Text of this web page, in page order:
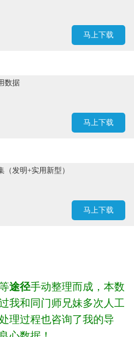
马上下载
数据
马上下载
发明+实用新型）
马上下载
途径手动整理而成，本数
我和同门师兄妹多次人工
理过程也咨询了我的导